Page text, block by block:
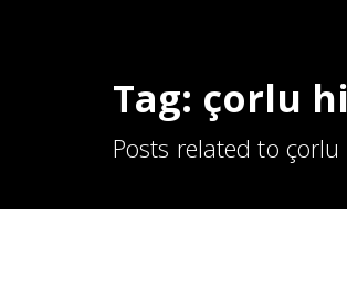
Tag: çorlu
Posts related to